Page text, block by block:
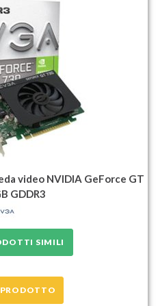
video NVIDIA GeForce GT
GDDR3
SIMILI